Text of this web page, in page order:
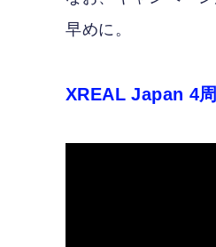
早めに。
XREAL Japan 4